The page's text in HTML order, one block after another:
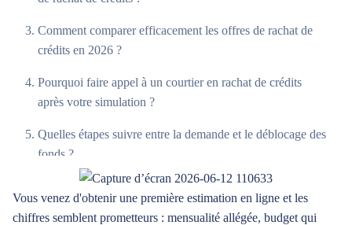
Comment comparer efficacement les offres de rachat de
crédits en 2026 ?
Pourquoi faire appel à un courtier en rachat de crédits
après votre simulation ?
Quelles étapes suivre entre la demande et le déblocage des
fonds ?
Quels pièges éviter après une simulation de rachat de
crédits ?
Vous venez d'obtenir une première estimation en ligne et les
chiffres semblent prometteurs : mensualité allégée, budget qui